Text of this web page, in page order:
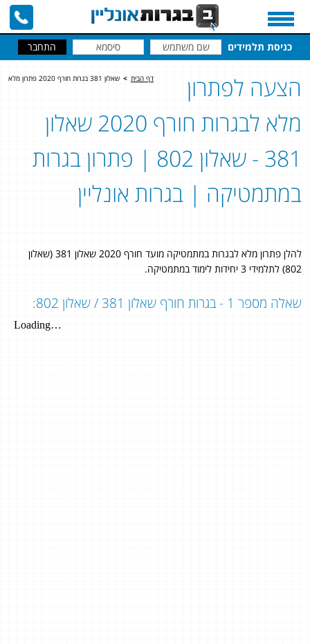
כניסת תלמידים
דף הבית > שאלון 381 בגרות חורף 2020 פתרון מלא
הצעה לפתרון
מלא לבגרות חורף 2020 שאלון
381 - שאלון 802 | פתרון בגרות
במתמטיקה | בגרות אונליין
להלן פתרון מלא לבגרות במתמטיקה מועד חורף 2020 שאלון 381 (שאלון
802) לתלמידי 3 יחידות לימוד במתמטיקה.
שאלה מספר 1 - בגרות חורף שאלון 381 / שאלון 802: